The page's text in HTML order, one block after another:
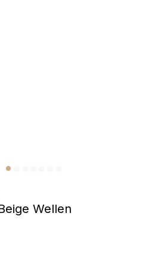
Wellen
verwendet, um Benutzer über
Das Ziel ist es, Anzeigen
einzelnen Benutzer relevant und
somit wertvoller für Herausgeber und
sind.